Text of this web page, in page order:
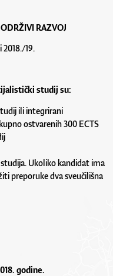
RAZVOJ
19.
studij su:
ili integrirani
ostvarenih 300 ECTS
Ukoliko kandidat ima
preporuke dva sveučilišna
godine.